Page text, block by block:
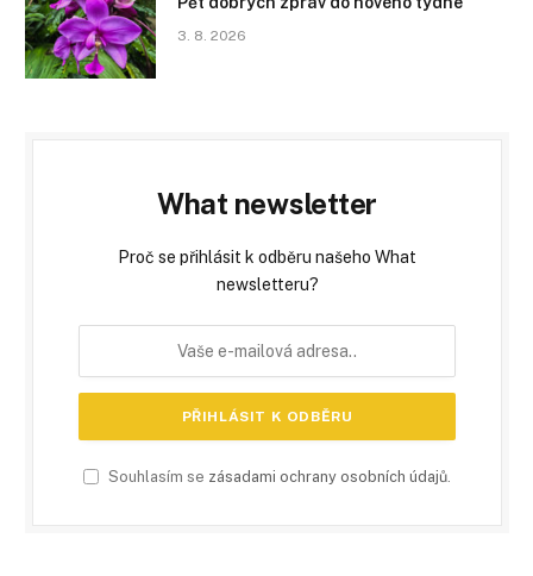
3. 8. 2026
What newsletter
Proč se přihlásit k odběru našeho What
newsletteru?
Souhlasím se zásadami ochrany osobních údajů.